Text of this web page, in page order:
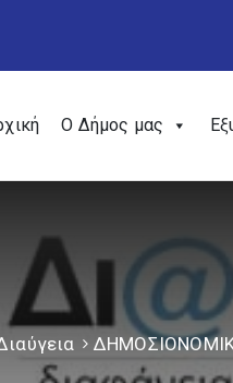
Ο Δήμος μας